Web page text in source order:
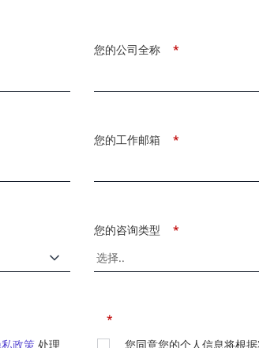
*
您的公司全称
*
您的工作邮箱
*
您的咨询类型
政策 处理
*
您同意您的个人信息将根